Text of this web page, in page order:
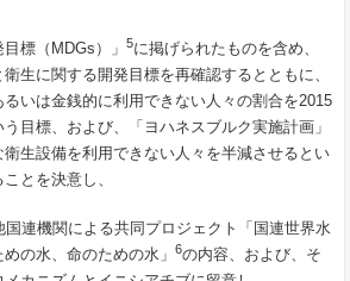
標（MDGs）」 5に掲げられたものを含め、
生に関する開発目標を再確認するとともに、
いは金銭的に利用できない人々の割合を2015
目標、および、「ヨハネスブルク実施計画」
生設備を利用できない人々を半減させるとい
とを決意し、
連機関による共同プロジェクト「国連世界水
の水、命のための水」 6の内容、および、そ